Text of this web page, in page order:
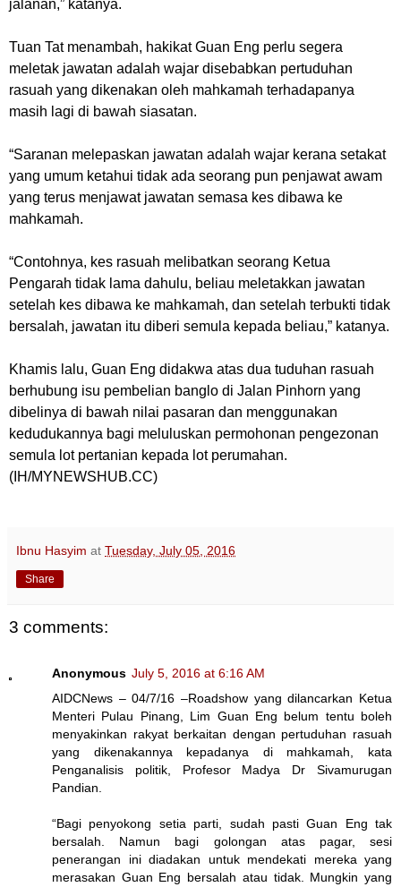
jalanan,” katanya.
Tuan Tat menambah, hakikat Guan Eng perlu segera
meletak jawatan adalah wajar disebabkan pertuduhan
rasuah yang dikenakan oleh mahkamah terhadapanya
masih lagi di bawah siasatan.
“Saranan melepaskan jawatan adalah wajar kerana setakat
yang umum ketahui tidak ada seorang pun penjawat awam
yang terus menjawat jawatan semasa kes dibawa ke
mahkamah.
“Contohnya, kes rasuah melibatkan seorang Ketua
Pengarah tidak lama dahulu, beliau meletakkan jawatan
setelah kes dibawa ke mahkamah, dan setelah terbukti tidak
bersalah, jawatan itu diberi semula kepada beliau,” katanya.
Khamis lalu, Guan Eng didakwa atas dua tuduhan rasuah
berhubung isu pembelian banglo di Jalan Pinhorn yang
dibelinya di bawah nilai pasaran dan menggunakan
kedudukannya bagi meluluskan permohonan pengezonan
semula lot pertanian kepada lot perumahan.
(IH/MYNEWSHUB.CC)
Ibnu Hasyim at Tuesday, July 05, 2016
Share
3 comments:
Anonymous July 5, 2016 at 6:16 AM
AIDCNews – 04/7/16 –Roadshow yang dilancarkan Ketua
Menteri Pulau Pinang, Lim Guan Eng belum tentu boleh
menyakinkan rakyat berkaitan dengan pertuduhan rasuah
yang dikenakannya kepadanya di mahkamah, kata
Penganalisis politik, Profesor Madya Dr Sivamurugan
Pandian.
“Bagi penyokong setia parti, sudah pasti Guan Eng tak
bersalah. Namun bagi golongan atas pagar, sesi
penerangan ini diadakan untuk mendekati mereka yang
merasakan Guan Eng bersalah atau tidak. Mungkin yang